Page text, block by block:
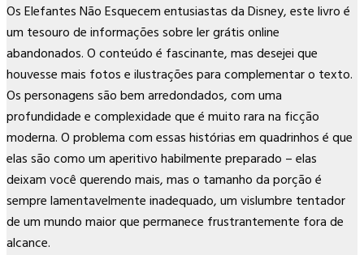
Os Elefantes Não Esquecem entusiastas da Disney, este livro é
um tesouro de informações sobre ler grátis online
abandonados. O conteúdo é fascinante, mas desejei que
houvesse mais fotos e ilustrações para complementar o texto.
Os personagens são bem arredondados, com uma
profundidade e complexidade que é muito rara na ficção
moderna. O problema com essas histórias em quadrinhos é que
elas são como um aperitivo habilmente preparado – elas
deixam você querendo mais, mas o tamanho da porção é
sempre lamentavelmente inadequado, um vislumbre tentador
de um mundo maior que permanece frustrantemente fora de
alcance.